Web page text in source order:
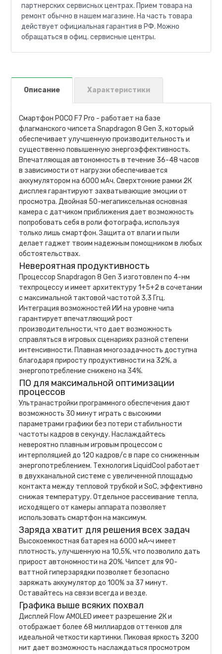
партнерских сервисных центрах. Прием товара на
ремонт обычно в нашем магазине. На часть товара
действует официальная гарантия в РФ. Можно
обращаться в офиц. сервисные центры.
Описание Характеристики
Смартфон POCO F7 Pro - работает на базе
флагманского чипсета Snapdragon 8 Gen 3, который
обеспечивает улучшенную производительность и
существенно повышенную энергоэффективность.
Впечатляющая автономность в течение 36-48 часов
в зависимости от нагрузки обеспечивается
аккумулятором на 6000 мАч. Сверхтонкие рамки 2К
дисплея гарантируют захватывающие эмоции от
просмотра. Двойная 50-мегапиксельная основная
камера с датчиком приближения дает возможность
попробовать себя в роли фотографа, используя
только лишь смартфон. Защита от влаги и пыли
делает гаджет твоим надежным помощником в любых
обстоятельствах.
Невероятная продуктивность
Процессор Snapdragon 8 Gen 3 изготовлен по 4-нм
техпроцессу и имеет архитектуру 1+5+2 в сочетании
с максимальной тактовой частотой 3,3 Ггц.
Интеграция возможностей ИИ на уровне чипа
гарантирует впечатляющий рост
производительности, что дает возможность
справляться в игровых сценариях разной степени
интенсивности. Плавная многозадачность доступна
благодаря приросту продуктивности на 32%, а
энергопотребление снижено на 34%.
ПО для максимальной оптимизации
процессов
Ультранастройки программного обеспечения дают
возможность 30 минут играть с высокими
параметрами графики без потери стабильности
частоты кадров в секунду. Наслаждайтесь
невероятно плавным игровым процессом с
интерполяцией до 120 кадров/с в паре со сниженным
энергопотреблением. Технология LiquidCool работает
в двухканальной системе с увеличенной площадью
контакта между тепловой трубкой и SoC, эффективно
снижая температуру. Отдельное рассеивание тепла,
исходящего от камеры аппарата позволяет
использовать смартфон на максимум.
Заряда хватит для решения всех задач
Высокоемкостная батарея на 6000 мА·ч имеет
плотность, улучшенную на 10,5%, что позволило дать
прирост автономности на 20%. Чипсет для 90-
ваттной гиперзарядки позволяет безопасно
заряжать аккумулятор до 100% за 37 минут.
Оставайтесь на связи всегда и везде.
Графика выше всяких похвал
Дисплей Flow AMOLED имеет разрешение 2К и
отображает более 68 миллиардов оттенков для
идеальной четкости картинки. Пиковая яркость 3200
нит дает возможность наслаждаться просмотром